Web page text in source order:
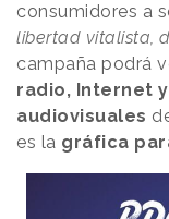
consumidores a
libertad vitalista,
campaña podrá
radio, Internet
audiovisuales
es la gráfica